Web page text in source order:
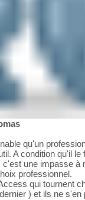
qu'un
A condition qu'il le
une impasse à
professionnel.
qui tournent
) et ils ne s'en